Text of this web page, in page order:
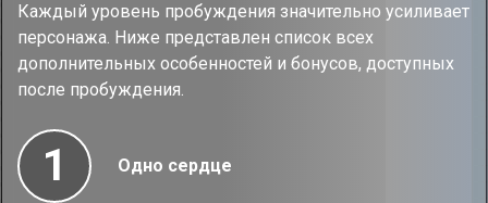
Каждый уровень пробуждения значительно усиливает
персонажа. Ниже представлен список всех
дополнительных особенностей и бонусов, доступных
после пробуждения.
1 Одно сердце